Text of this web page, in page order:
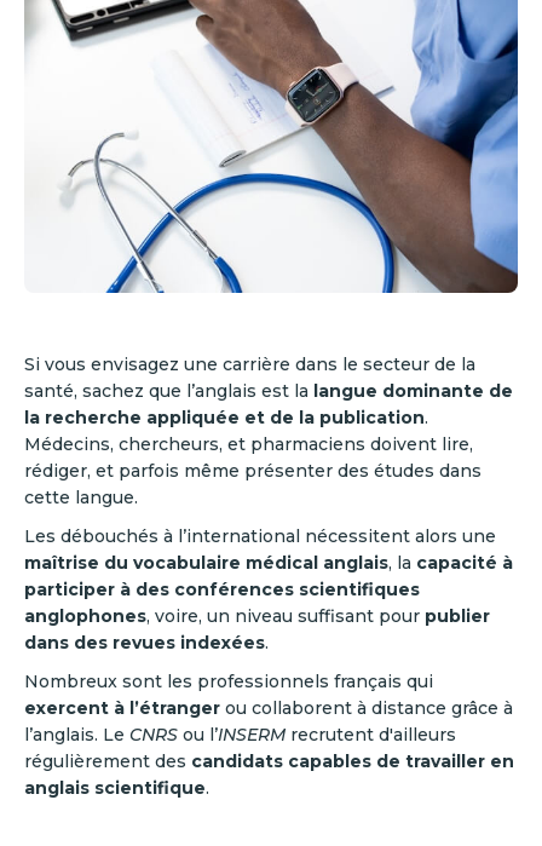
Si vous envisagez une carrière dans le secteur de la
santé, sachez que l’anglais est la langue dominante de
la recherche appliquée et de la publication.
Médecins, chercheurs, et pharmaciens doivent lire,
rédiger, et parfois même présenter des études dans
cette langue.
Les débouchés à l’international nécessitent alors une
maîtrise du vocabulaire médical anglais, la capacité à
participer à des conférences scientifiques
anglophones, voire, un niveau suffisant pour publier
dans des revues indexées.
Nombreux sont les professionnels français qui
exercent à l’étranger ou collaborent à distance grâce à
l’anglais. Le CNRS ou l’INSERM recrutent d'ailleurs
régulièrement des candidats capables de travailler en
anglais scientifique.